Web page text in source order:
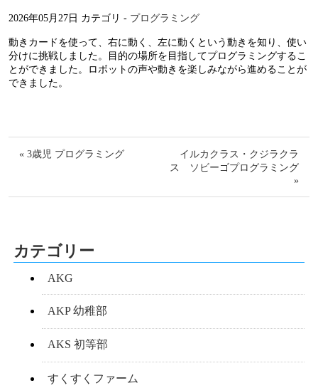
2026年05月27日 カテゴリ - プログラミング
動きカードを使って、右に動く、左に動くという動きを知り、使い
分けに挑戦しました。目的の場所を目指してプログラミングするこ
とができました。ロボットの声や動きを楽しみながら進めることが
できました。
« 3歳児 プログラミング
イルカクラス・クジラクラ
ス ソビーゴプログラミング
»
カテゴリー
AKG
AKP 幼稚部
AKS 初等部
すくすくファーム